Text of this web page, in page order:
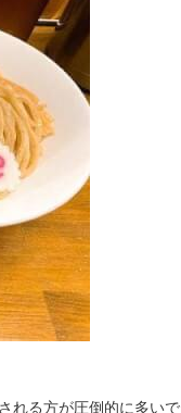
れる方が圧倒的に多いで